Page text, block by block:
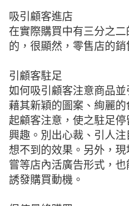
吸引顧客進店
在實際購買中有三分之
的，很顯然，零售店的
引顧客駐足
如何吸引顧客注意商品
藉其新穎的圖案、絢麗的
起顧客注意，使之駐足
興趣。別出心裁、引人
想不到的效果。另外，
嘗等店內活廣告形式，
誘發購買動機。